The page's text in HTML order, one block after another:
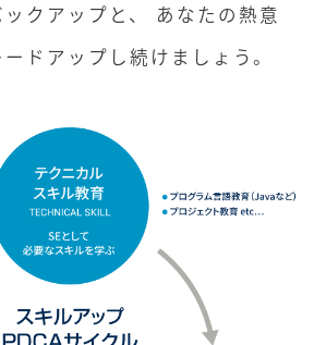
クアップと、
あなたの熱意
ドアップし続けましょう。